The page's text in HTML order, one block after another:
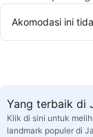
Akomodasi ini
Yang terbaik di
Klik di sini untuk
landmark populer di